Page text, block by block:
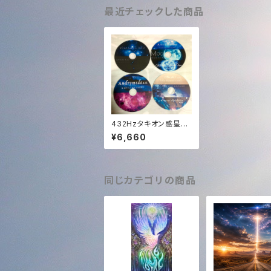
最近チェックした商品
432Hzタキオン惑星シ
リーズ全10曲のCD(Pl
anet Series 10 song
s)
¥6,660
同じカテゴリの商品